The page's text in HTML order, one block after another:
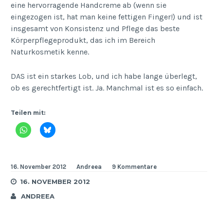
eine hervorragende Handcreme ab (wenn sie
eingezogen ist, hat man keine fettigen Finger!) und ist
insgesamt von Konsistenz und Pflege das beste
Körperpflegeprodukt, das ich im Bereich
Naturkosmetik kenne.
DAS ist ein starkes Lob, und ich habe lange überlegt,
ob es gerechtfertigt ist. Ja. Manchmal ist es so einfach.
Teilen mit:
16. November 2012 Andreea 9 Kommentare
16. NOVEMBER 2012
ANDREEA